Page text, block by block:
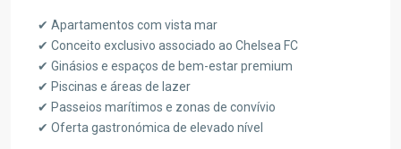
✔ Apartamentos com vista mar
✔ Conceito exclusivo associado ao Chelsea FC
✔ Ginásios e espaços de bem-estar premium
✔ Piscinas e áreas de lazer
✔ Passeios marítimos e zonas de convívio
✔ Oferta gastronómica de elevado nível